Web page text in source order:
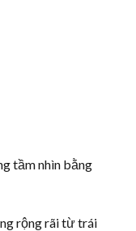
tầm nhìn bằng
rộng rãi từ trái